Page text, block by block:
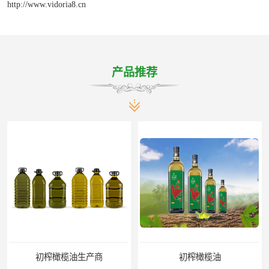
http://www.vidoria8.cn
产品推荐
初榨橄榄油生产商 初榨橄榄油